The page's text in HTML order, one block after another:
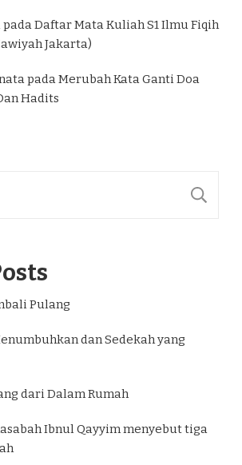
padaDaftar Mata Kuliah S1 Ilmu Fiqih
Jakarta)
padaMerubah Kata Ganti Doa
Hadits
Pulang
dan Sedekah yang
dari Dalam Rumah
Ibnul Qayyim menyebut tiga